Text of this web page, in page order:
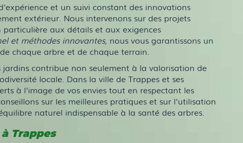
et un suivi constant des innovations
extérieur. Nous intervenons sur des projets
aux détails et aux exigences
et méthodes innovantes, nous vous garantissons un
chaque arbre et de chaque terrain.
contribue non seulement à la valorisation de
locale. Dans la ville de Trappes et ses
à l'image de vos envies tout en respectant les
sur les meilleures pratiques et sur l'utilisation
naturel indispensable à la santé des arbres.
Trappes